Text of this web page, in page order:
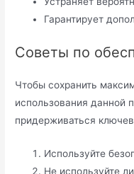
Гарантирует
Советы по
Чтобы сохранить
использования данной
придерживаться
Используйте
Не используйте